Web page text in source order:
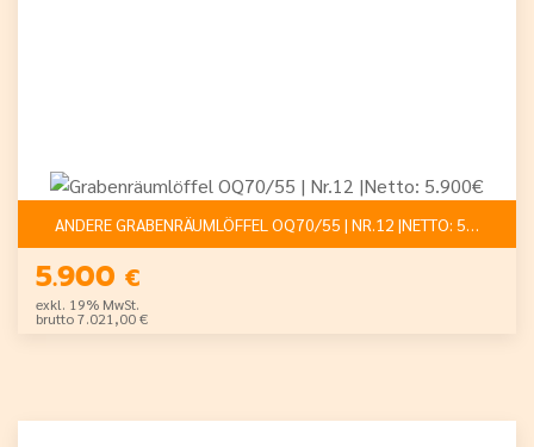
ANDERE GRABENRÄUMLÖFFEL OQ70/55 | NR.12 |NETTO: 5.900€
5.900 €
exkl. 19% MwSt.
brutto 7.021,00 €